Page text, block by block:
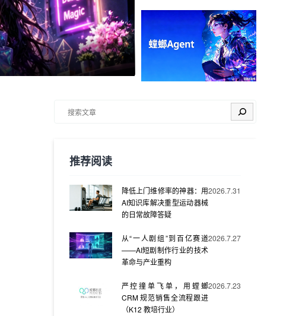
搜索
推荐阅读
降低上门维修率的神器：用
AI知识库解决重型运动器械
的日常故障答疑
2026.7.31
从“一人剧组”到百亿赛道
——AI短剧制作行业的技术
革命与产业重构
2026.7.27
严控撞单飞单，用螳螂
CRM 规范销售全流程跟进
（K12 教培行业）
2026.7.23